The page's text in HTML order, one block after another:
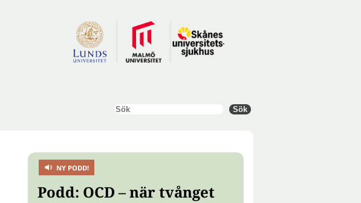
Sök Sök
NY PODD!
Podd: OCD – när tvånget